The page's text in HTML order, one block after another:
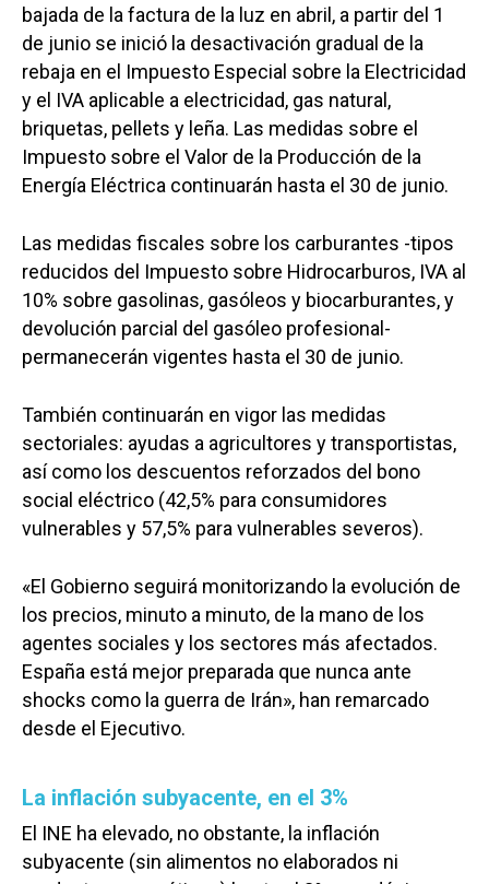
bajada de la factura de la luz en abril, a partir del 1
de junio se inició la desactivación gradual de la
rebaja en el Impuesto Especial sobre la Electricidad
y el IVA aplicable a electricidad, gas natural,
briquetas, pellets y leña. Las medidas sobre el
Impuesto sobre el Valor de la Producción de la
Energía Eléctrica continuarán hasta el 30 de junio.
Las medidas fiscales sobre los carburantes -tipos
reducidos del Impuesto sobre Hidrocarburos, IVA al
10% sobre gasolinas, gasóleos y biocarburantes, y
devolución parcial del gasóleo profesional-
permanecerán vigentes hasta el 30 de junio.
También continuarán en vigor las medidas
sectoriales: ayudas a agricultores y transportistas,
así como los descuentos reforzados del bono
social eléctrico (42,5% para consumidores
vulnerables y 57,5% para vulnerables severos).
«El Gobierno seguirá monitorizando la evolución de
los precios, minuto a minuto, de la mano de los
agentes sociales y los sectores más afectados.
España está mejor preparada que nunca ante
shocks como la guerra de Irán», han remarcado
desde el Ejecutivo.
La inflación subyacente, en el 3%
El INE ha elevado, no obstante, la inflación
subyacente (sin alimentos no elaborados ni
Toledo
Ciudad Real
Albacete
Sanidad
Economía